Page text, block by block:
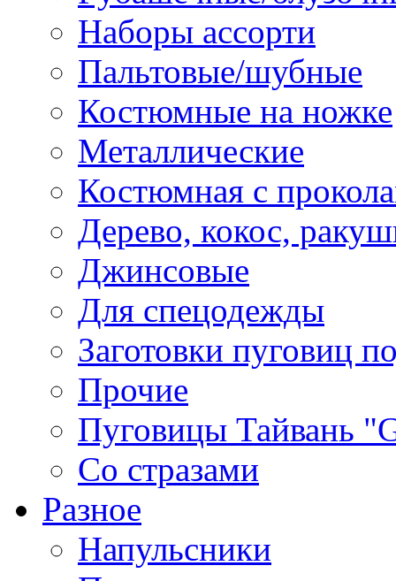
Наборы ассорти
Пальтовые/шубные
Костюмные на ножке
Металлические
Костюмная с
Дерево, кокос,
Джинсовые
Для спецодежды
Заготовки пуговиц
Прочие
Пуговицы Тайвань
Со стразами
Разное
Напульсники